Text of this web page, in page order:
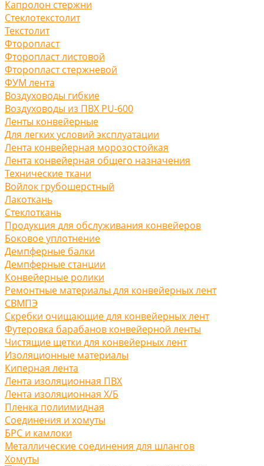
Капролон стержни
Стеклотекстолит
Текстолит
Фторопласт
Фторопласт листовой
Фторопласт стержневой
ФУМ лента
Воздуховоды гибкие
Воздуховоды из ПВХ PU-600
Ленты конвейерные
Для легких условий эксплуатации
Лента конвейерная морозостойкая
Лента конвейерная общего назначения
Технические ткани
Войлок грубошерстный
Лакоткань
Стеклоткань
Продукция для обслуживания конвейеров
Боковое уплотнение
Демпферные балки
Демпферные станции
Конвейерные ролики
Ремонтные материалы для конвейерных лент
СВМПЭ
Скребки очищающие для конвейерных лент
Футеровка барабанов конвейерной ленты
Чистящие щетки для конвейерных лент
Изоляционные материалы
Киперная лента
Лента изоляционная ПВХ
Лента изоляционная Х/Б
Пленка полиимидная
Соединения и хомуты
БРС и камлоки
Металлические соединения для шлангов
Хомуты